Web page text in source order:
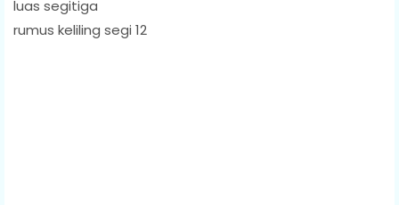
luas segitiga
rumus keliling segi 12